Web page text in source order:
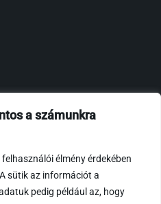
a számunkra
élmény érdekében
sütik az információt a
pedig például az, hogy